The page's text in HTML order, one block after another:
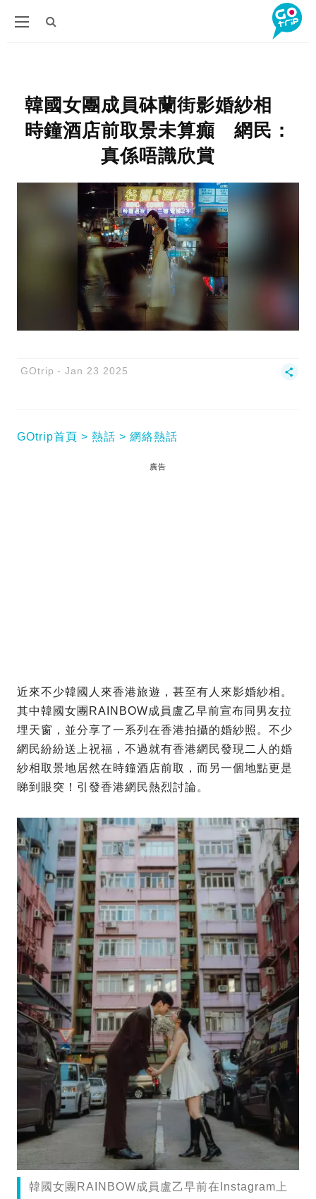
韓國女團成員砵蘭街影婚紗相
時鐘酒店前取景未算癲 網民：
真係唔識欣賞
GOtrip Jan 23 2025
GOtrip首頁 熱話 網絡熱話
廣告
近來不少韓國人來香港旅遊，甚至有人來影婚紗相。
其中韓國女團RAINBOW成員盧乙早前宣布同男友拉
埋天窗，並分享了一系列在香港拍攝的婚紗照。不少
網民紛紛送上祝福，不過就有香港網民發現二人的婚
紗相取景地居然在時鐘酒店前取，而另一個地點更是
睇到眼突！引發香港網民熱烈討論。
韓國女團RAINBOW成員盧乙早前在Instagram上